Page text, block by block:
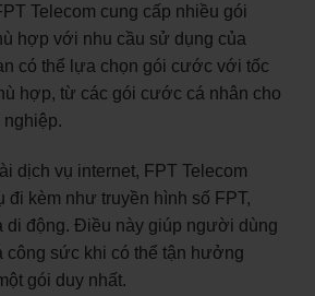
Telecom cung cấp nhiều gói
hợp với nhu cầu sử dụng của
có thể lựa chọn gói cước với tốc
hợp, từ các gói cước cá nhân cho
dịch vụ internet, FPT Telecom
đi kèm như truyền hình số FPT,
di động. Điều này giúp người dùng
công sức khi có thể tận hưởng
gói duy nhất.